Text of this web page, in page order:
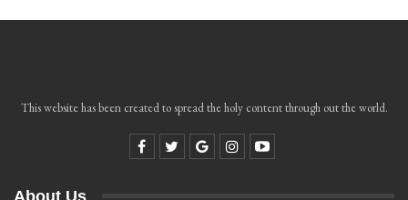
This website has been created to spread the holy content through out the world.
About Us